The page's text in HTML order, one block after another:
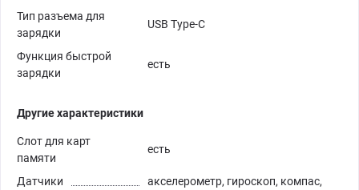
Тип разъема для
зарядки
USB Type-C
Функция быстрой
зарядки
есть
Другие характеристики
Слот для карт
памяти
есть
Датчики
акселерометр, гироскоп, компас,